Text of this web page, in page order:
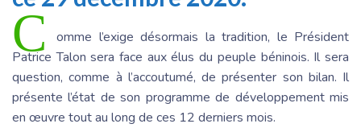
C
omme l’exige désormais la tradition, le Président
Patrice Talon sera face aux élus du peuple béninois. Il sera
question, comme à l’accoutumé, de présenter son bilan. Il
présente l’état de son programme de développement mis
en œuvre tout au long de ces 12 derniers mois.